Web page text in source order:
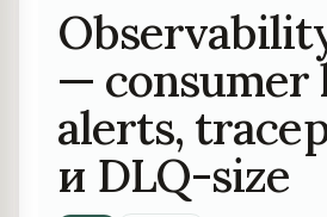
— consumer
alerts,
и DLQ-size